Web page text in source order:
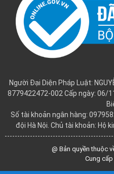
Người Đại Diện Pháp Luật:
8779422472-002 Cấp ngày: 06/
Số tài khoản ngân hàng:
đội Hà Nội. Chủ tài khoản: Hộ
@ Bản quyền thuộc
Cung